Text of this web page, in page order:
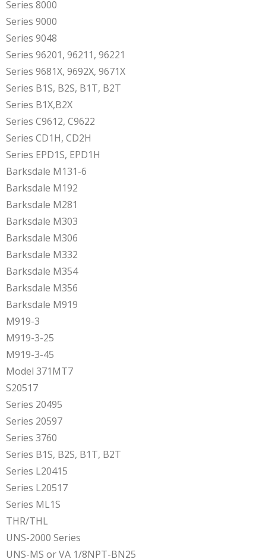
Series 8000
Series 9000
Series 9048
Series 96201, 96211, 96221
Series 9681X, 9692X, 9671X
Series B1S, B2S, B1T, B2T
Series B1X,B2X
Series C9612, C9622
Series CD1H, CD2H
Series EPD1S, EPD1H
Barksdale M131-6
Barksdale M192
Barksdale M281
Barksdale M303
Barksdale M306
Barksdale M332
Barksdale M354
Barksdale M356
Barksdale M919
M919-3
M919-3-25
M919-3-45
Model 371MT7
S20517
Series 20495
Series 20597
Series 3760
Series B1S, B2S, B1T, B2T
Series L20415
Series L20517
Series ML1S
THR/THL
UNS-2000 Series
UNS-MS or VA 1/8NPT-BN25